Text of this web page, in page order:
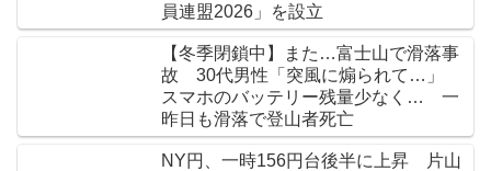
員連盟2026」を設立
【冬季閉鎖中】また…富士山で滑落事
故 30代男性「突風に煽られて…」
スマホのバッテリー残量少なく… 一
昨日も滑落で登山者死亡
NY円、一時156円台後半に上昇 片山